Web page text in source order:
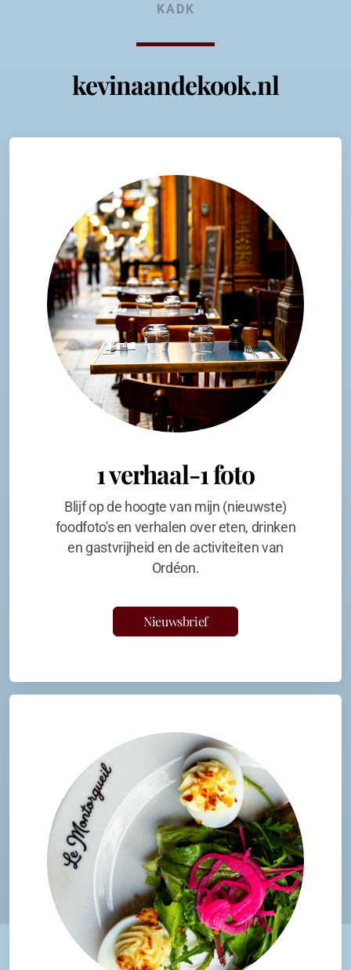
KADK
kevinaandekook.nl
1 verhaal-1 foto
Blijf op de hoogte van mijn (nieuwste)
foodfoto's en verhalen over eten, drinken
en gastvrijheid en de activiteiten van
Ordéon.
Nieuwsbrief